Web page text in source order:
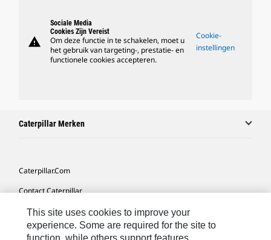
warning
Sociale Media
Cookies Zijn Vereist
Om deze functie in te schakelen, moet u
het gebruik van targeting-, prestatie- en
functionele cookies accepteren.
Cookie-
instellingen
Caterpillar Merken
Caterpillar.com
Contact Caterpillar
Mijn Marketingvoorkeuren
Site Map
This site uses cookies to improve your
experience. Some are required for the site to
function, while others support features,